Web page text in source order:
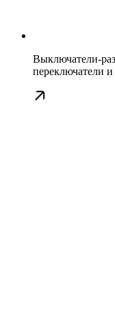
Выключатели-
переключатели